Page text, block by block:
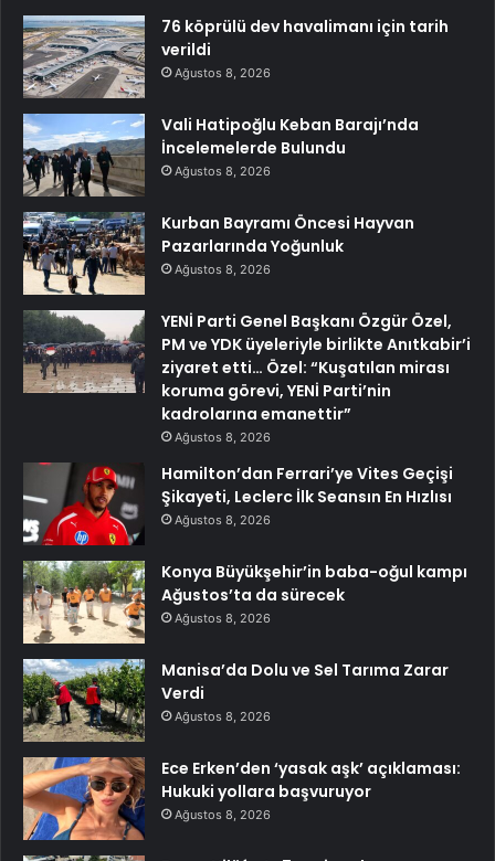
76 köprülü dev havalimanı için tarih
verildi
Ağustos 8, 2026
Vali Hatipoğlu Keban Barajı’nda
İncelemelerde Bulundu
Ağustos 8, 2026
Kurban Bayramı Öncesi Hayvan
Pazarlarında Yoğunluk
Ağustos 8, 2026
YENİ Parti Genel Başkanı Özgür Özel,
PM ve YDK üyeleriyle birlikte Anıtkabir’i
ziyaret etti… Özel: “Kuşatılan mirası
koruma görevi, YENİ Parti’nin
kadrolarına emanettir”
Ağustos 8, 2026
Hamilton’dan Ferrari’ye Vites Geçişi
Şikayeti, Leclerc İlk Seansın En Hızlısı
Ağustos 8, 2026
Konya Büyükşehir’in baba-oğul kampı
Ağustos’ta da sürecek
Ağustos 8, 2026
Manisa’da Dolu ve Sel Tarıma Zarar
Verdi
Ağustos 8, 2026
Ece Erken’den ‘yasak aşk’ açıklaması:
Hukuki yollara başvuruyor
Ağustos 8, 2026